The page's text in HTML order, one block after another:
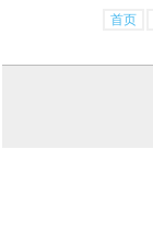
首页